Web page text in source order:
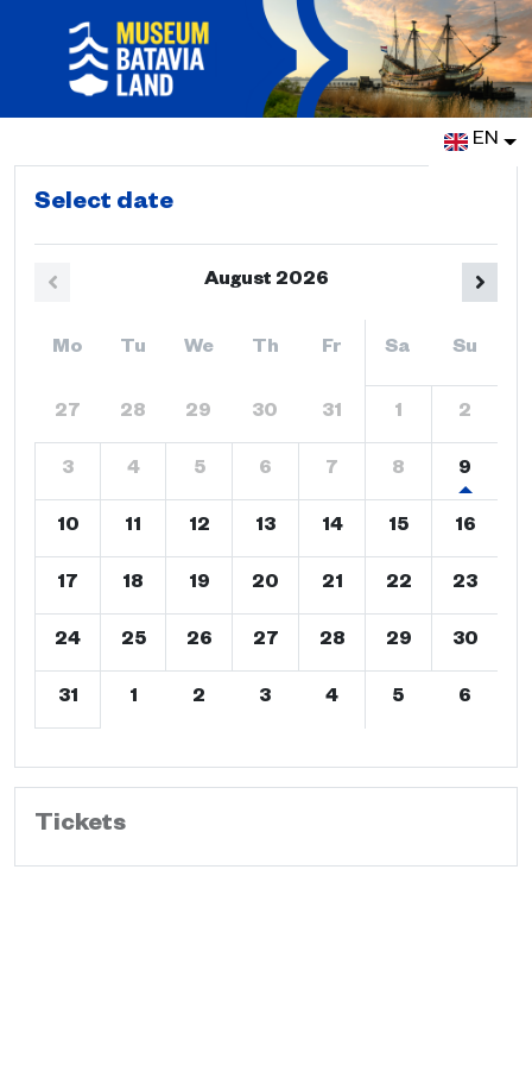
EN
Select date
August 2026
Mo Tu We Th Fr Sa Su
27 28 29 30 31 1 2
3 4 5 6 7 8 9
10 11 12 13 14 15 16
17 18 19 20 21 22 23
24 25 26 27 28 29 30
31 1 2 3 4 5 6
Tickets